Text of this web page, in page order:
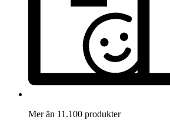
Mer än 11.100 produkter